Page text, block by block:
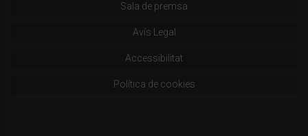
Sala de premsa
Avís Legal
Accessibilitat
Política de cookies